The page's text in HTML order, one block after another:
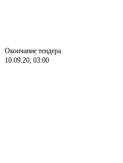
Окончание тендера
10.09.20, 03:00